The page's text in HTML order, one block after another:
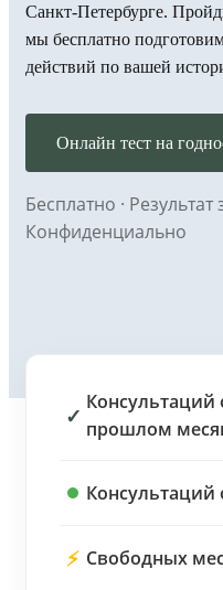
Санкт-Петербурге.
мы бесплатно
действий по вашей
Онлайн тест на
Бесплатно · Результат
Конфиденциально
✓
Консультаций
прошлом
Консультаций
⚡ Свободных